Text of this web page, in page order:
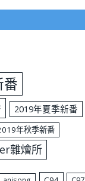
番
2019年夏季新番
年秋季新番
雜燴所